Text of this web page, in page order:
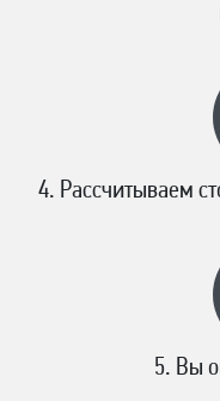
Рассчитываем
Вы